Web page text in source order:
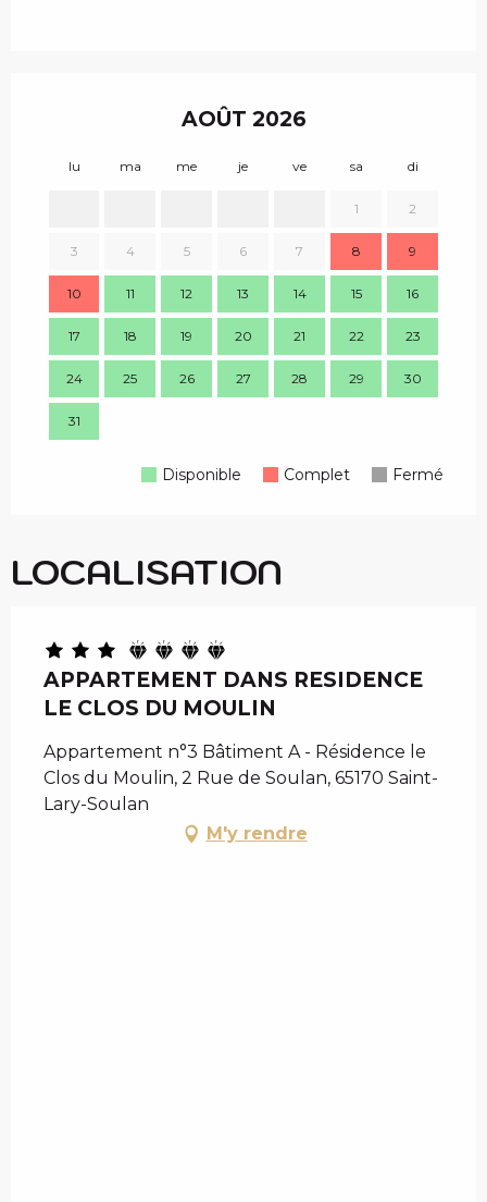
AOÛT 2026
lu ma me je ve sa di
1 2
3 4 5 6 7 8 9
10 11 12 13 14 15 16
17 18 19 20 21 22 23
24 25 26 27 28 29 30
31
Disponible Complet Fermé
LOCALISATION
APPARTEMENT DANS RESIDENCE
LE CLOS DU MOULIN
Appartement n°3 Bâtiment A - Résidence le
Clos du Moulin, 2 Rue de Soulan, 65170 Saint-
Lary-Soulan
M'y rendre